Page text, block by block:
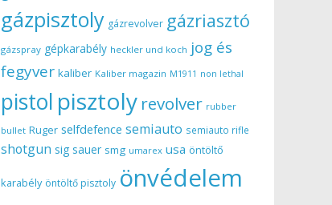
gázpisztoly gázrevolver gázriasztó
gázspray gépkarabély heckler und koch jog és
fegyver kaliber Kaliber magazin M1911 non lethal
pistol pisztoly revolver rubber
bullet Ruger selfdefence semiauto semiauto rifle
shotgun sig sauer smg umarex usa öntöltő
karabély öntöltő pisztoly önvédelem